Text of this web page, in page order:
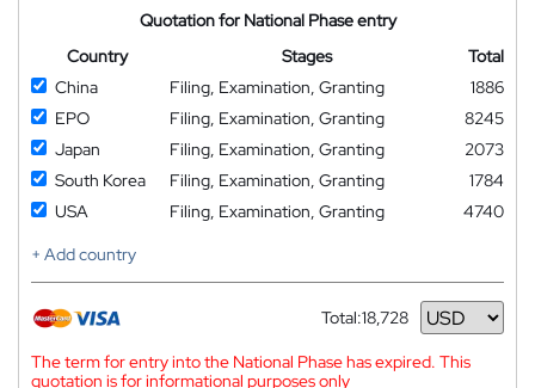
Quotation for National Phase entry
Country
Stages
Total
China
Filing, Examination, Granting
1886
EPO
Filing, Examination, Granting
8245
Japan
Filing, Examination, Granting
2073
South Korea
Filing, Examination, Granting
1784
USA
Filing, Examination, Granting
4740
+ Add country
Total:18,728
Currency
The term for entry into the National Phase has expired. This
quotation is for informational purposes only